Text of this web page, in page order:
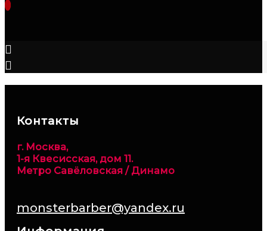
Контакты
г. Москва,
1-я Квесисская, дом 11.
Метро Савёловская / Динамо
monsterbarber@yandex.ru